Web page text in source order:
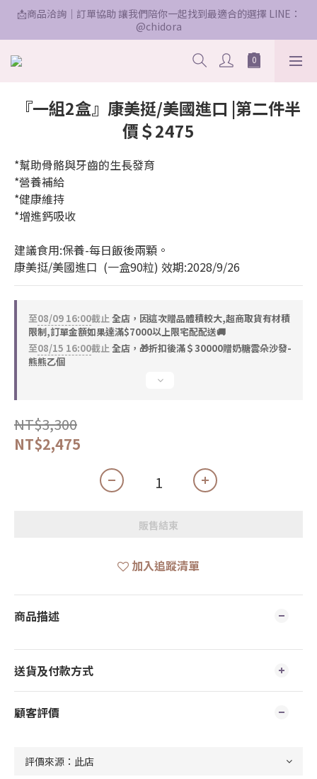
📩商品洽詢｜訂單協助 讓我們陪你一起找到最適合的選擇 LINE：
@chidora
『一組2盒』康美挺/美國進口 |第二件半
價＄2475
*幫助骨骼與牙齒的生長發育
*營養補給
*健康維持
*增進鈣吸收
建議食用:保養-每日飯後兩顆。
康美挺/美國進口  (一盒90粒) 效期:2028/9/26
至08/09 16:00截止全店，因這次贈品體積較大,超商取貨有材積
限制,訂單金額如果達滿$7000以上限宅配配送🚚
至08/15 16:00截止全店，🎁折扣後滿＄30000贈奶糖雲朵沙發-
熊熊乙個
NT$3,300
NT$2,475
販售結束
加入追蹤清單
商品描述
送貨及付款方式
顧客評價